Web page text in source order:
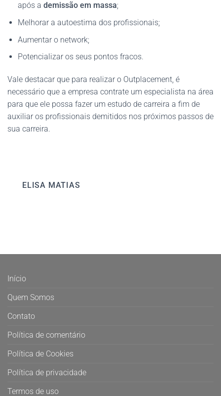
após a demissão em massa;
Melhorar a autoestima dos profissionais;
Aumentar o network;
Potencializar os seus pontos fracos.
Vale destacar que para realizar o Outplacement, é
necessário que a empresa contrate um especialista na área
para que ele possa fazer um estudo de carreira a fim de
auxiliar os profissionais demitidos nos próximos passos de
sua carreira.
ELISA MATIAS
Início
Quem Somos
Contato
Política de comentário
Política de Cookies
Política de privacidade
Termos de uso